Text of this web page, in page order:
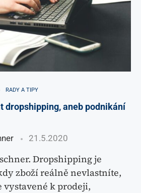
RADY A TIPY
dropshipping, aneb podnikání
21.5.2020
Dropshipping je
zboží reálně nevlastníte,
vystavené k prodeji,